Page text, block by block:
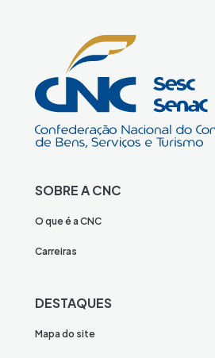
SOBRE A CNC
O que é a CNC
Carreiras
DESTAQUES
Mapa do site